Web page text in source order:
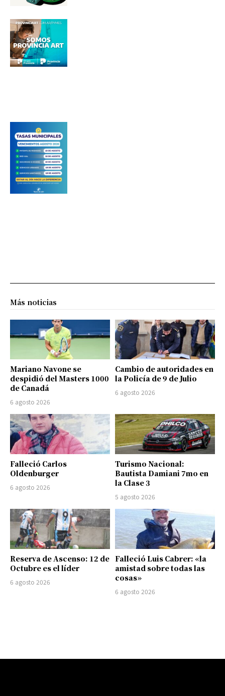
Más noticias
Mariano Navone se
despidió del Masters 1000
de Canadá
6 agosto 2026
Cambio de autoridades en
la Policía de 9 de Julio
6 agosto 2026
Falleció Carlos
Oldenburger
6 agosto 2026
Turismo Nacional:
Bautista Damiani 7mo en
la Clase 3
5 agosto 2026
Reserva de Ascenso: 12 de
Octubre es el líder
6 agosto 2026
Falleció Luis Cabrer: «la
amistad sobre todas las
cosas»
6 agosto 2026